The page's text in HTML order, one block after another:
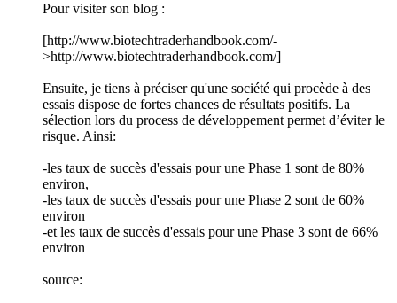
Pour visiter son blog :
[http://www.biotechtraderhandbook.com/-
>http://www.biotechtraderhandbook.com/]
Ensuite, je tiens à préciser qu'une société qui procède à des
essais dispose de fortes chances de résultats positifs. La
sélection lors du process de développement permet d’éviter le
risque. Ainsi:
-les taux de succès d'essais pour une Phase 1 sont de 80%
environ,
-les taux de succès d'essais pour une Phase 2 sont de 60%
environ
-et les taux de succès d'essais pour une Phase 3 sont de 66%
environ
source: